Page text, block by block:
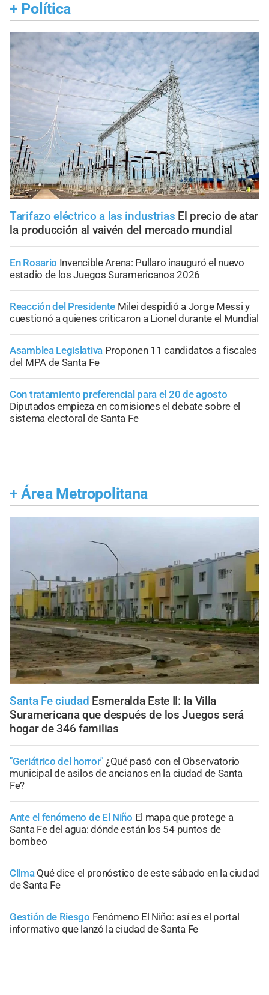
+ Política
Tarifazo eléctrico a las industrias El precio de atar
la producción al vaivén del mercado mundial
En Rosario Invencible Arena: Pullaro inauguró el nuevo
estadio de los Juegos Suramericanos 2026
Reacción del Presidente Milei despidió a Jorge Messi y
cuestionó a quienes criticaron a Lionel durante el Mundial
Asamblea Legislativa Proponen 11 candidatos a fiscales
del MPA de Santa Fe
Con tratamiento preferencial para el 20 de agosto
Diputados empieza en comisiones el debate sobre el
sistema electoral de Santa Fe
+ Área Metropolitana
Santa Fe ciudad Esmeralda Este II: la Villa
Suramericana que después de los Juegos será
hogar de 346 familias
"Geriátrico del horror" ¿Qué pasó con el Observatorio
municipal de asilos de ancianos en la ciudad de Santa
Fe?
Ante el fenómeno de El Niño El mapa que protege a
Santa Fe del agua: dónde están los 54 puntos de
bombeo
Clima Qué dice el pronóstico de este sábado en la ciudad
de Santa Fe
Gestión de Riesgo Fenómeno El Niño: así es el portal
informativo que lanzó la ciudad de Santa Fe